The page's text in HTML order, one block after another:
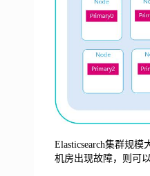
Elasticsearch集群规
机房出现故障，则可